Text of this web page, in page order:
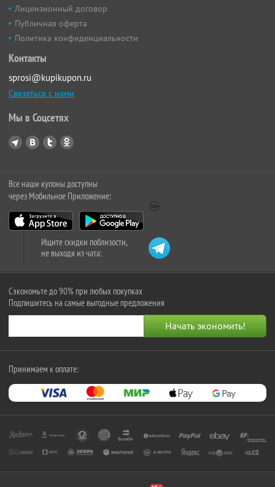
Лицензионный договор
Публичная оферта
Политика конфиденциальности
Контакты
sprosi@kupikupon.ru
Связаться с нами
Мы в Соцсетях
Все наши купоны доступны
через Мобильное Приложение:
Ищите скидки поблизости,
не выходя из чата:
Сэкономьте до 90% при любых покупках
Подпишитесь на самые выгодные предложения
Принимаем к оплате: